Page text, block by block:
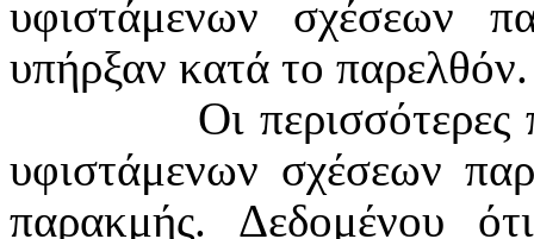
υφιστάμενων σχέσεων
υπήρξαν κατά το παρελθόν.
Οι περισσότερες
υφιστάμενων σχέσεων
παρακμής. Δεδομένου